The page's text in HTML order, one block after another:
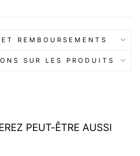
REMBOURSEMENTS
SUR LES PRODUITS
PEUT-ÊTRE AUSSI